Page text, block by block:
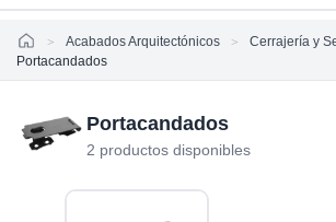
HomeAcabados Arquitectónicos
Cerrajería y
Portacandados
Portacandados
2 productos disponibles